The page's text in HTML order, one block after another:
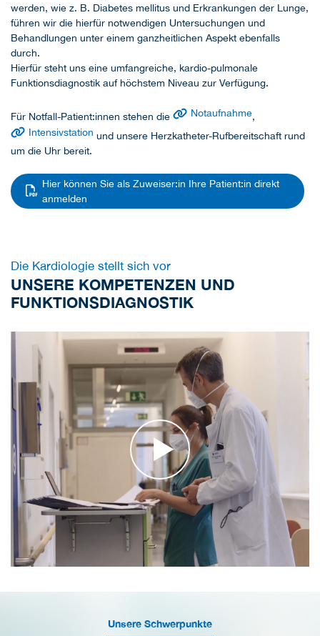
werden, wie z. B. Diabetes mellitus und Erkrankungen der Lunge,
führen wir die hierfür notwendigen Untersuchungen und
Behandlungen unter einem ganzheitlichen Aspekt ebenfalls
durch.
Hierfür steht uns eine umfangreiche, kardio-pulmonale
Funktionsdiagnostik auf höchstem Niveau zur Verfügung.
Für Notfall-Patient:innen stehen die Notaufnahme,
Intensivstation und unsere Herzkatheter-Rufbereitschaft rund
um die Uhr bereit.
Hier können Sie als Zuweiser:in Ihre Patient:in direkt
anmelden
Die Kardiologie stellt sich vor
UNSERE KOMPETENZEN UND
FUNKTIONSDIAGNOSTIK
Unsere Schwerpunkte